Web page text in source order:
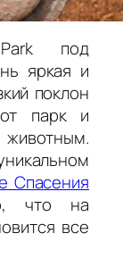
под
яркая и
поклон
парк и
Спасения
что на
все